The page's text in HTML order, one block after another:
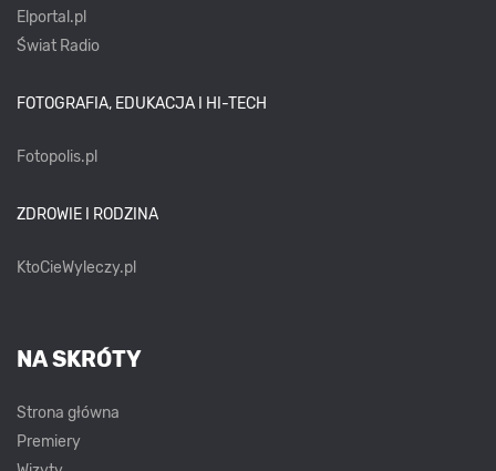
Elportal.pl
Świat Radio
FOTOGRAFIA, EDUKACJA I HI-TECH
Fotopolis.pl
ZDROWIE I RODZINA
KtoCieWyleczy.pl
NA SKRÓTY
Strona główna
Premiery